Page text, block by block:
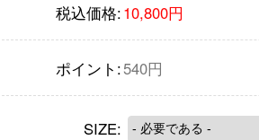
税込価格:10,800円
ポイント:540円
SIZE: